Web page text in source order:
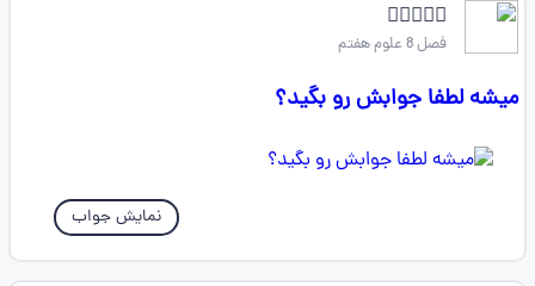
⎯࣭❀‌᳣࣪
فصل 8 علوم هفتم
میشه لطفا جوابش رو بگید؟
نمایش جواب